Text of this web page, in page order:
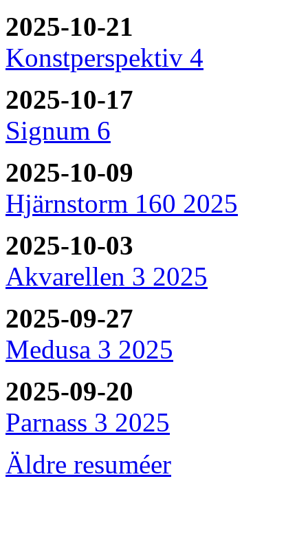
2025-10-21
Konstperspektiv 4
2025-10-17
Signum 6
2025-10-09
Hjärnstorm 160 2025
2025-10-03
Akvarellen 3 2025
2025-09-27
Medusa 3 2025
2025-09-20
Parnass 3 2025
Äldre resuméer